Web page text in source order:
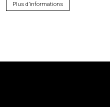
Plus d’informations